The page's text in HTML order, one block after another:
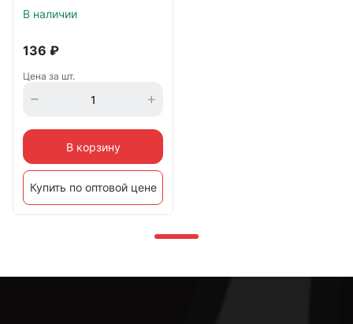
В наличии
136 ₽
Цена за шт.
В корзину
Купить по оптовой цене